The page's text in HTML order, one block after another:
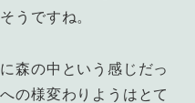
うですね。
森の中という感じだっ
の様変わりようはとて